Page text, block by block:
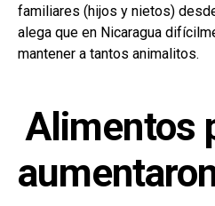
familiares (hijos y nietos)
alega que en Nicaragua
mantener a tantos animalitos.
Alimentos